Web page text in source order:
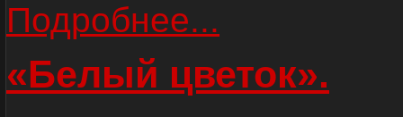
Подробнее...
«Белый цветок».